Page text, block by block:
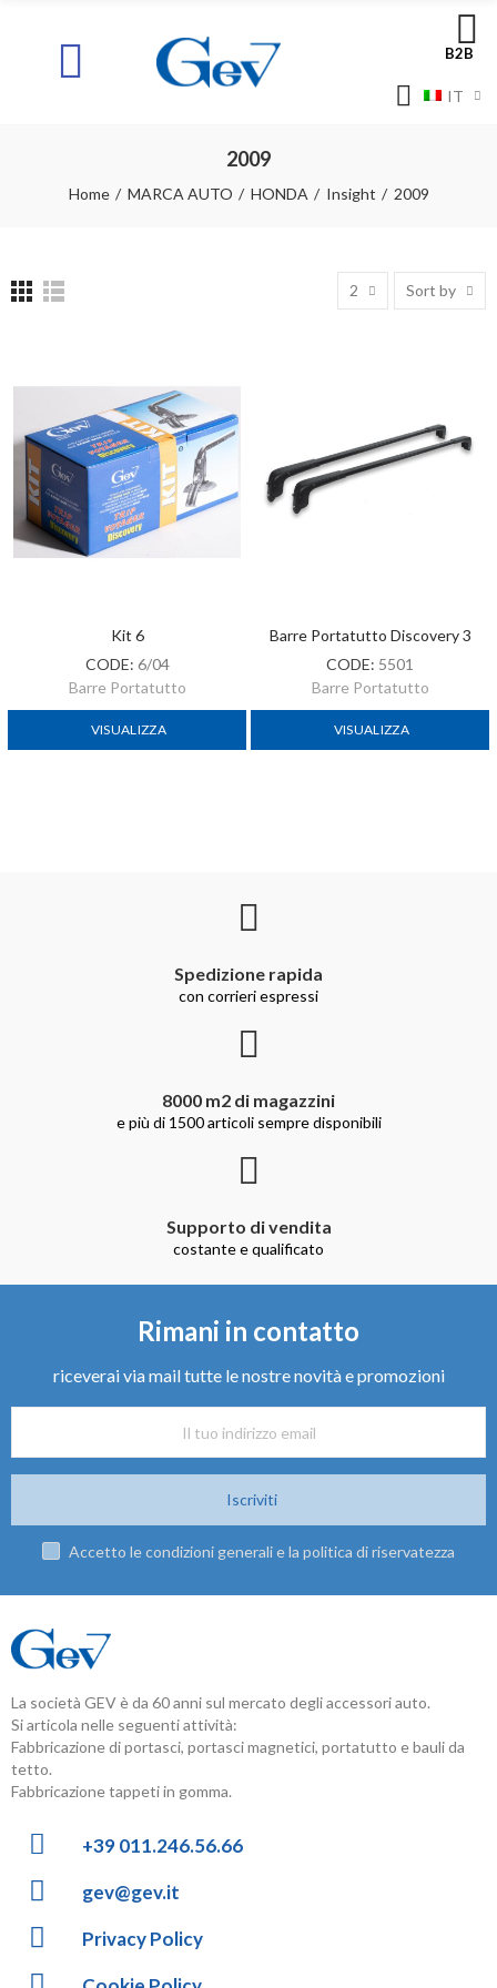
B2B
IT
2009
Home MARCA AUTO HONDA Insight 2009
2 Sort by
Kit 6
CODE: 6/04
Barre Portatutto
VISUALIZZA
Barre Portatutto Discovery 3
CODE: 5501
Barre Portatutto
VISUALIZZA
Spedizione rapida
con corrieri espressi
8000 m2 di magazzini
e più di 1500 articoli sempre disponibili
Supporto di vendita
costante e qualificato
Rimani in contatto
riceverai via mail tutte le nostre novità e promozioni
Iscriviti
Accetto le condizioni generali e la politica di riservatezza
La società GEV è da 60 anni sul mercato degli accessori auto.
Si articola nelle seguenti attività:
Fabbricazione di portasci, portasci magnetici, portatutto e bauli da
tetto.
Fabbricazione tappeti in gomma.
+39 011.246.56.66
gev@gev.it
Privacy Policy